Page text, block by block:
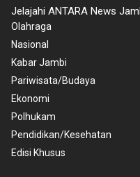
Jelajahi ANTARA News
Olahraga
Nasional
Kabar Jambi
Pariwisata/Budaya
Ekonomi
Polhukam
Pendidikan/Kesehatan
Edisi Khusus